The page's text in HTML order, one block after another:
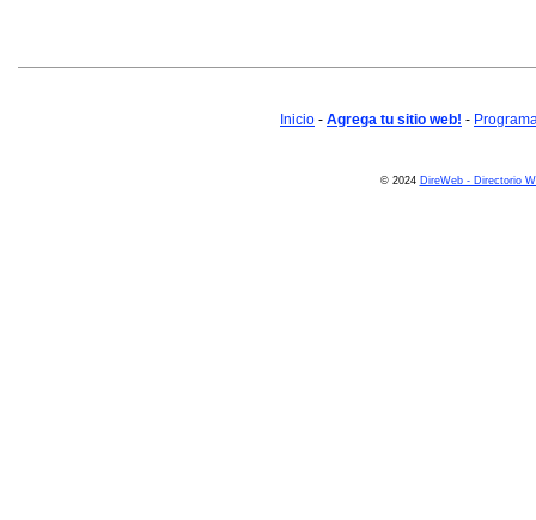
Inicio - Agrega tu sitio web! -
© 2024 DireWeb - Directorio